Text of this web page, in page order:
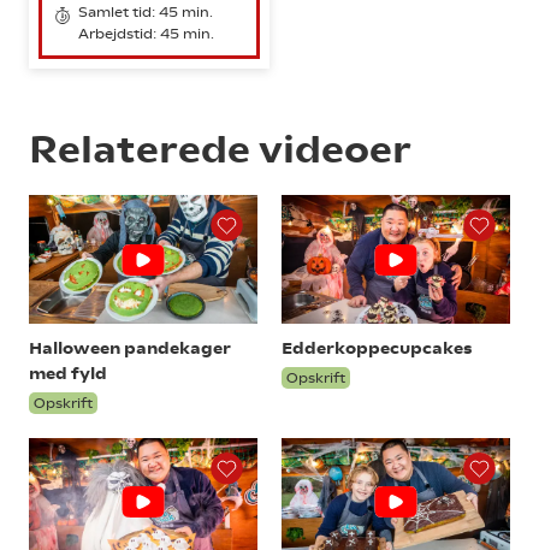
Samlet tid: 45 min.
Arbejdstid: 45 min.
Relaterede videoer
Halloween pandekager
med fyld
Opskrift
Edderkoppecupcakes
Opskrift